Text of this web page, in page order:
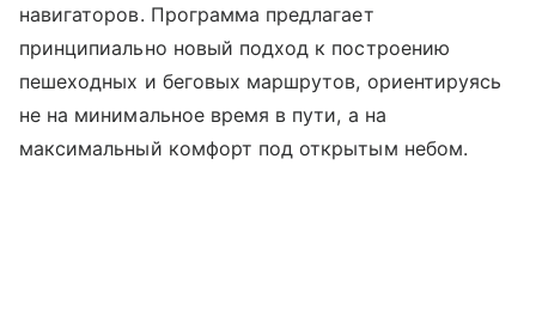
навигаторов. Программа предлагает
принципиально новый подход к построению
пешеходных и беговых маршрутов, ориентируясь
не на минимальное время в пути, а на
максимальный комфорт под открытым небом.